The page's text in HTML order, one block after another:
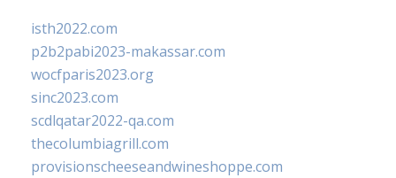
isth2022.com
p2b2pabi2023-makassar.com
wocfparis2023.org
sinc2023.com
scdlqatar2022-qa.com
thecolumbiagrill.com
provisionscheeseandwineshoppe.com